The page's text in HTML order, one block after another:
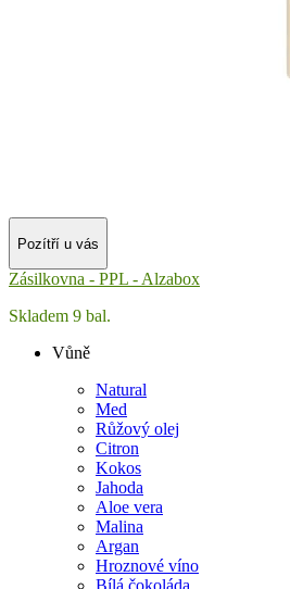
Pozítří u vás
Zásilkovna - PPL - Alzabox
Skladem 9 bal.
Vůně
Natural
Med
Růžový olej
Citron
Kokos
Jahoda
Aloe vera
Malina
Argan
Hroznové víno
Bílá čokoláda